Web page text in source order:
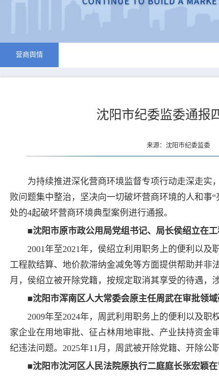
营商舆情
沈阳市纪委监委通报
来源：沈阳市纪委监委
为持续推进深化营商环境监督专项行动走深走实
败问题集中整治，坚决向一切破坏营商环境的人和事
处的4起破坏营商环境典型案例进行通报。
■沈阳市原市政公用局党组书记、局长侯绍立在
2001年至2021年，侯绍立利用职务上的便利以
工程款结算、地价款滞纳金减免等方面提供帮助并非
月，侯绍立被开除党籍，按规定取消其享受的待遇，
■沈阳市浑南区人大常委会原主任周武在审批领
2009年至2024年，周武利用职务上的便利以及
家企业在用地审批、征占林用地审批、产业扶持资金
纪违法问题。2025年11月，周武被开除党籍、开除
■沈阳市沈河区人民法院原执行二庭庭长张宏颖